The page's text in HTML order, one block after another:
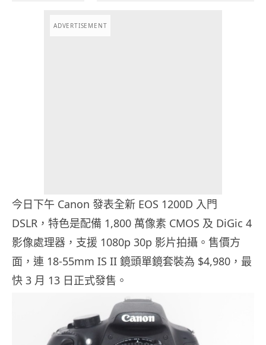
ADVERTISEMENT
今日下午 Canon 發表全新 EOS 1200D 入門
DSLR，特色是配備 1,800 萬像素 CMOS 及 DiGic 4
影像處理器，支援 1080p 30p 影片拍攝。售價方
面，連 18-55mm IS II 鏡頭單鏡套裝為 $4,980，最
快 3 月 13 日正式發售。